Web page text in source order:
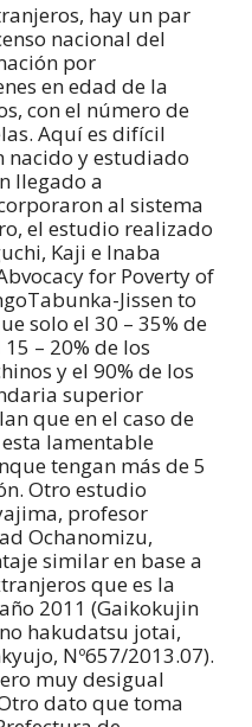
hay un par
nacional del
por
en edad de la
con el número de
Aquí es difícil
nacido y estudiado
llegado a
al sistema
el estudio realizado
Kaji e Inaba
for Poverty of
Jissen to
solo el 30 – 35% de
– 20% de los
y el 90% de los
superior
que en el caso de
lamentable
tengan más de 5
Otro estudio
profesor
Ochanomizu,
similar en base a
que es la
2011 (Gaikokujin
hakudatsu jotai,
Nº657/2013.07).
muy desigual
dato que toma